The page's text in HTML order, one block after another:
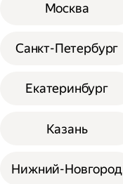
Москва
Санкт-Петербург
Екатеринбург
Казань
Нижний-Новгород